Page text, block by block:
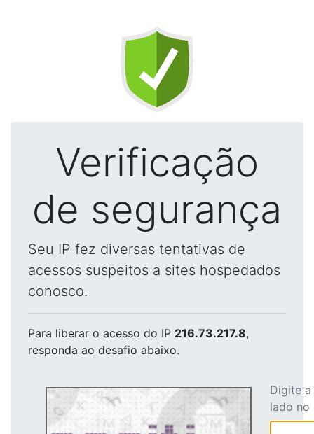
Verificação
de segurança
Seu IP fez diversas tentativas de
acessos suspeitos a sites hospedados
conosco.
Para liberar o acesso do IP 216.73.217.8,
responda ao desafio abaixo.
Digite
lado no